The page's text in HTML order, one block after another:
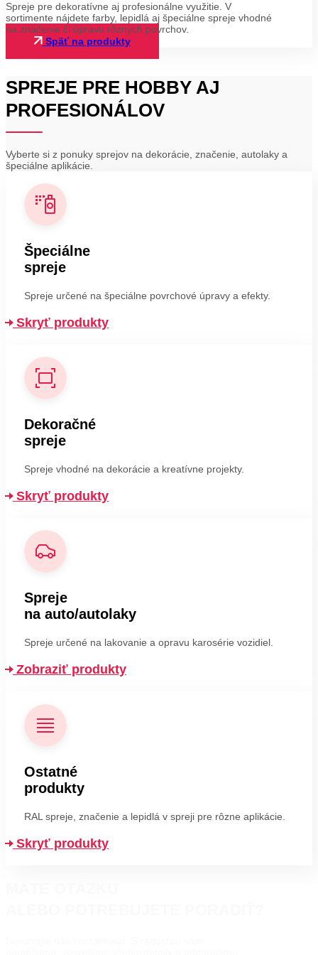
Spreje pre dekoratívne aj profesionálne využitie. V
sortimente nájdete farby, lepidlá aj špeciálne spreje vhodné
na značenie či úpravu rôznych povrchov.
Späť na produkty
SPREJE PRE HOBBY AJ
PROFESIONÁLOV
Vyberte si z ponuky sprejov na dekorácie, značenie, autolaky a
špeciálne aplikácie.
Špeciálne
spreje
Spreje určené na špeciálne povrchové úpravy a efekty.
Skryť produkty
Dekoračné
spreje
Spreje vhodné na dekorácie a kreatívne projekty.
Skryť produkty
Spreje
na auto/autolaky
Spreje určené na lakovanie a opravu karosérie vozidiel.
Zobraziť produkty
Ostatné
produkty
RAL spreje, značenie a lepidlá v spreji pre rôzne aplikácie.
Skryť produkty